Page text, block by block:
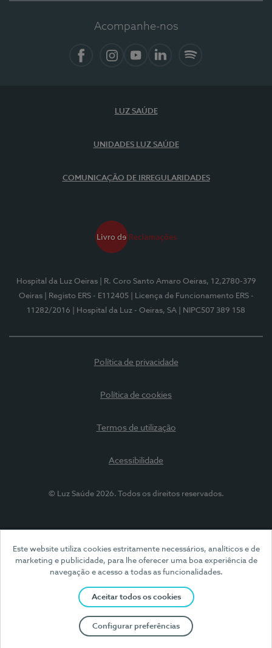
Este website utiliza cookies estritamente necessários, analíticos e de
marketing e publicidade, para lhe oferecer uma boa experiência de
navegação e acesso a todas as funcionalidades.
Aceitar todos os cookies
Configurar preferências
Acompanhe-nos
LUZ SAÚDE
UNIDADES LUZ SAÚDE
COMUNICAÇÃO DE IRREGULARIDADES
Hospital da Luz Oeiras
| R. Coro Santo Amaro Oeiras, 12,2780-379
Oeiras
| Registo ERS - E112405
| Licença de Funcionamento ERS -
11282/2016
| Hospital da Luz - Oeiras, SA | NIPC507 389 158
Política de privacidade
Política de cookies
Termos de utilização
Acessibilidade
© Luz Saúde 2026. Todos os direitos reservados.